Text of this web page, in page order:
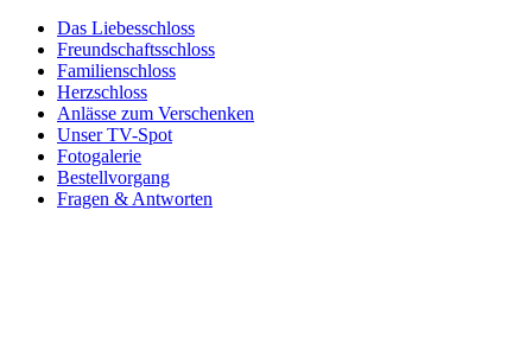
Das Liebesschloss
Freundschaftsschloss
Familienschloss
Herzschloss
Anlässe zum Verschenken
Unser TV-Spot
Fotogalerie
Bestellvorgang
Fragen & Antworten